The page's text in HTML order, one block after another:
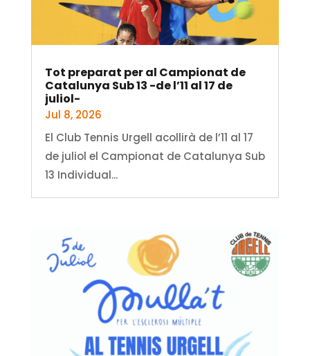
Tot preparat per al Campionat de
Catalunya Sub 13 -de l’11 al 17 de
juliol-
Jul 8, 2026
El Club Tennis Urgell acollirà de l’11 al 17
de juliol el Campionat de Catalunya Sub
13 Individual...